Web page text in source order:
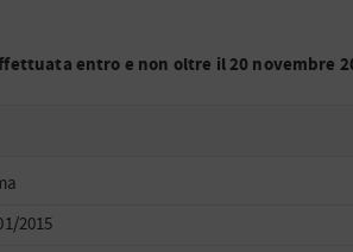
entro e non oltre il 20 novembre
2015